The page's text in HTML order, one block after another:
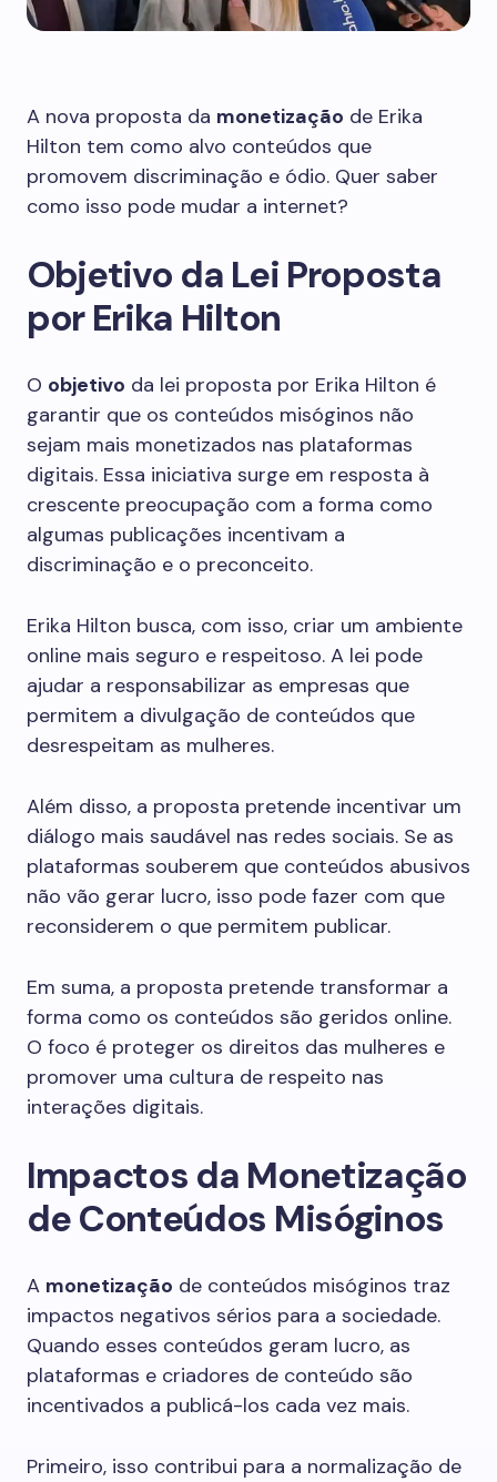
A nova proposta da monetização de Erika
Hilton tem como alvo conteúdos que
promovem discriminação e ódio. Quer saber
como isso pode mudar a internet?
Objetivo da Lei Proposta
por Erika Hilton
O objetivo da lei proposta por Erika Hilton é
garantir que os conteúdos misóginos não
sejam mais monetizados nas plataformas
digitais. Essa iniciativa surge em resposta à
crescente preocupação com a forma como
algumas publicações incentivam a
discriminação e o preconceito.
Erika Hilton busca, com isso, criar um ambiente
online mais seguro e respeitoso. A lei pode
ajudar a responsabilizar as empresas que
permitem a divulgação de conteúdos que
desrespeitam as mulheres.
Além disso, a proposta pretende incentivar um
diálogo mais saudável nas redes sociais. Se as
plataformas souberem que conteúdos abusivos
não vão gerar lucro, isso pode fazer com que
reconsiderem o que permitem publicar.
Em suma, a proposta pretende transformar a
forma como os conteúdos são geridos online.
O foco é proteger os direitos das mulheres e
promover uma cultura de respeito nas
interações digitais.
Impactos da Monetização
de Conteúdos Misóginos
A monetização de conteúdos misóginos traz
impactos negativos sérios para a sociedade.
Quando esses conteúdos geram lucro, as
plataformas e criadores de conteúdo são
incentivados a publicá-los cada vez mais.
Primeiro, isso contribui para a normalização de